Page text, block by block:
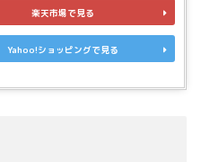
楽天市場で見る
Yahoo!ショッピングで見る